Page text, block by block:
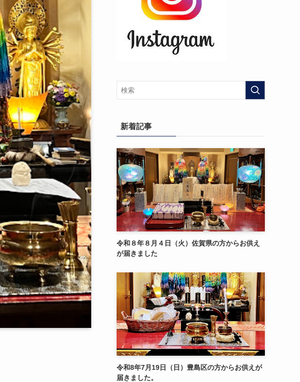
新着記事
令和８年８月４日（火）佐賀県の方からお供え
が届きました
令和8年7月19日（日）豊島区の方からお供えが
届きました。